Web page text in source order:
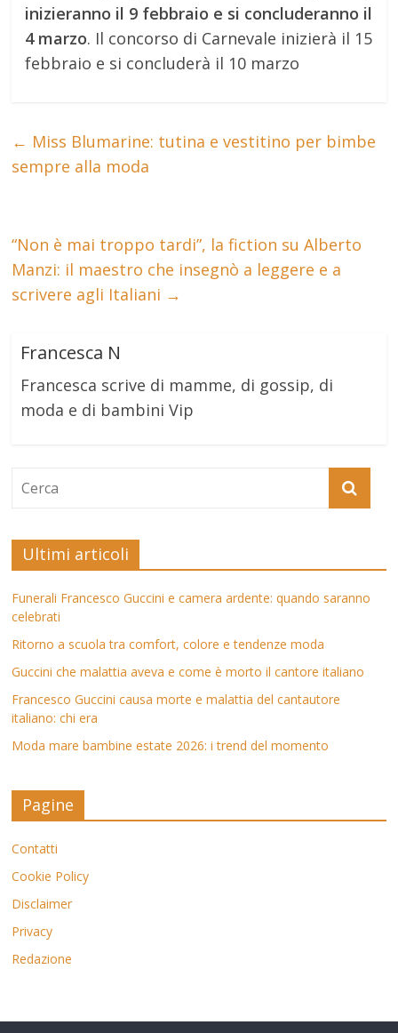
inizieranno il 9 febbraio e si concluderanno il
4 marzo. Il concorso di Carnevale inizierà il 15
febbraio e si concluderà il 10 marzo
← Miss Blumarine: tutina e vestitino per bimbe
sempre alla moda
“Non è mai troppo tardi”, la fiction su Alberto
Manzi: il maestro che insegnò a leggere e a
scrivere agli Italiani →
Francesca N
Francesca scrive di mamme, di gossip, di
moda e di bambini Vip
Ultimi articoli
Funerali Francesco Guccini e camera ardente: quando saranno
celebrati
Ritorno a scuola tra comfort, colore e tendenze moda
Guccini che malattia aveva e come è morto il cantore italiano
Francesco Guccini causa morte e malattia del cantautore
italiano: chi era
Moda mare bambine estate 2026: i trend del momento
Pagine
Contatti
Cookie Policy
Disclaimer
Privacy
Redazione